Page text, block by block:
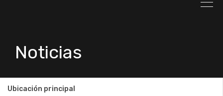
Noticias
Ubicación principal